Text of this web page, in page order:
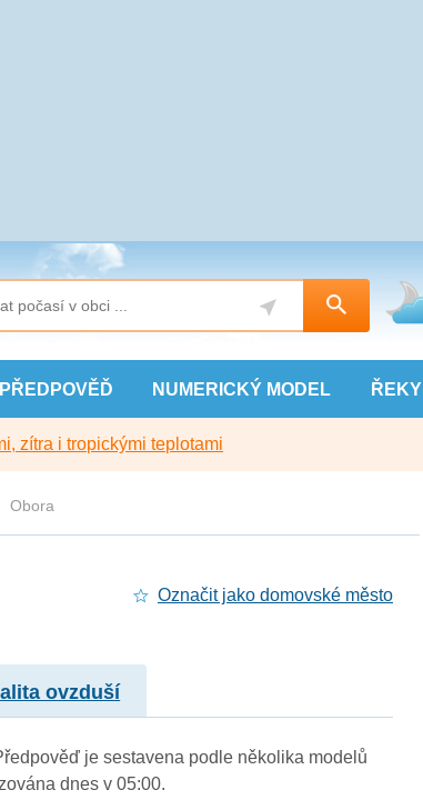
PŘEDPOVĚĎ NUMERICKÝ MODEL ŘEKY
zítra i tropickými teplotami
Obora
Označit jako domovské město
ovzduší
je sestavena podle několika modelů
dnes v 05:00.